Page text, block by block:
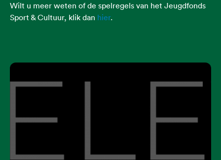
Wilt u meer weten of de spelregels van het Jeugdfonds
Sport & Cultuur, klik dan hier.